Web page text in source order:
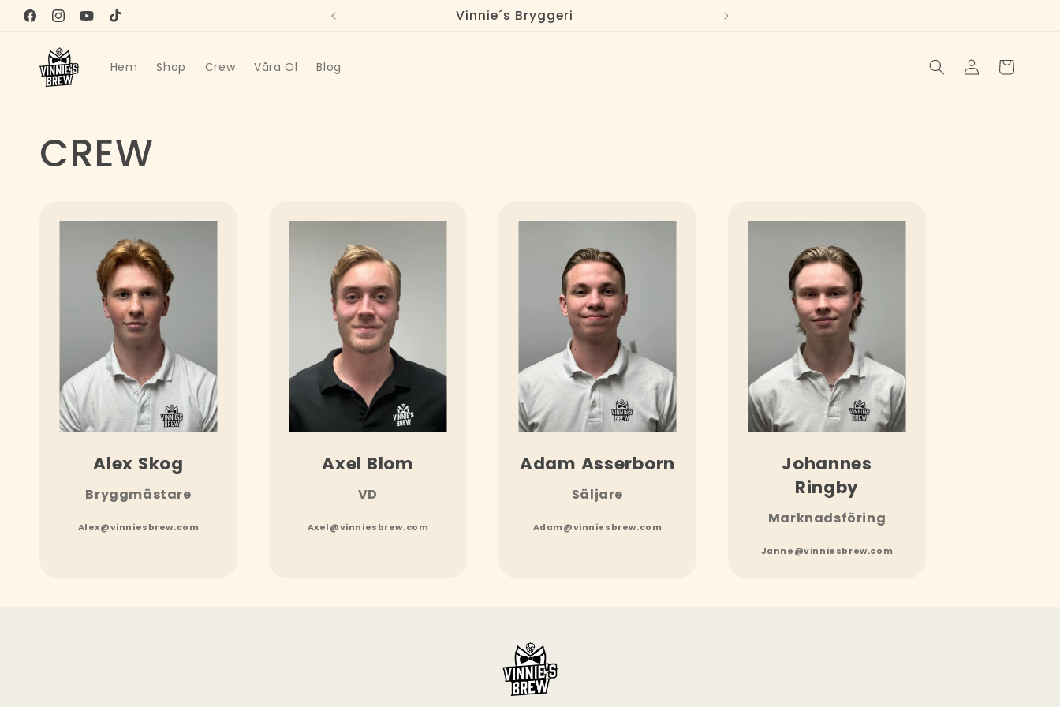
vidare
till
FacebookInstagram
YouTubeTikTok
Välkommen Vinnie´s Bryggeri
Hem Shop Crew Våra Öl Blog
Logga
Varukorg
CREW
Alex Skog
Bryggmästare
Alex@vinniesbrew.com
Axel Blom
VD
Axel@vinniesbrew.com
Adam Asserborn
Säljare
Adam@vinniesbrew.com
Johannes
Ringby
Marknadsföring
Janne@vinniesbrew.com